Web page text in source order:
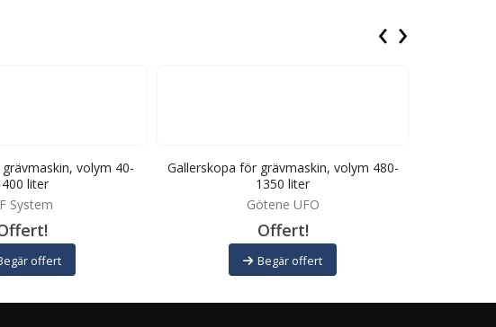
volym 40-
liter
System
offert
Gallerskopa för grävmaskin, volym 480-
1350 liter
Götene UFO
Offert!
Begär offert
‹ ›